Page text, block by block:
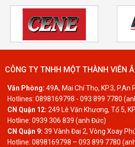
CÔNG TY TNHH MỘT THÀNH VIÊN
Văn Phòng: 49A, Mai Chí Thọ, KP.3, P.An
Hotlines: 0898169798 - 093 899 7780
CN Quận 12: 249 Lê Văn Khương, Tổ 5,
Hotline: 0939 306 839 (anh Đức)
CN Quận 9: 39 Vành Đai 2, Vòng Xoay
Hotline: 0898169798 – 093 899 7780